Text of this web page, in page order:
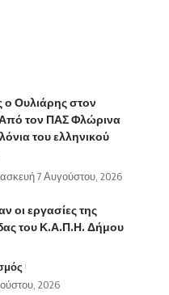
ο Ουλιάρης στον
τον ΠΑΣ Φλώρινα
του ελληνικού
7 Αυγούστου, 2026
οι εργασίες της
του Κ.Α.Π.Η. Δήμου
2026